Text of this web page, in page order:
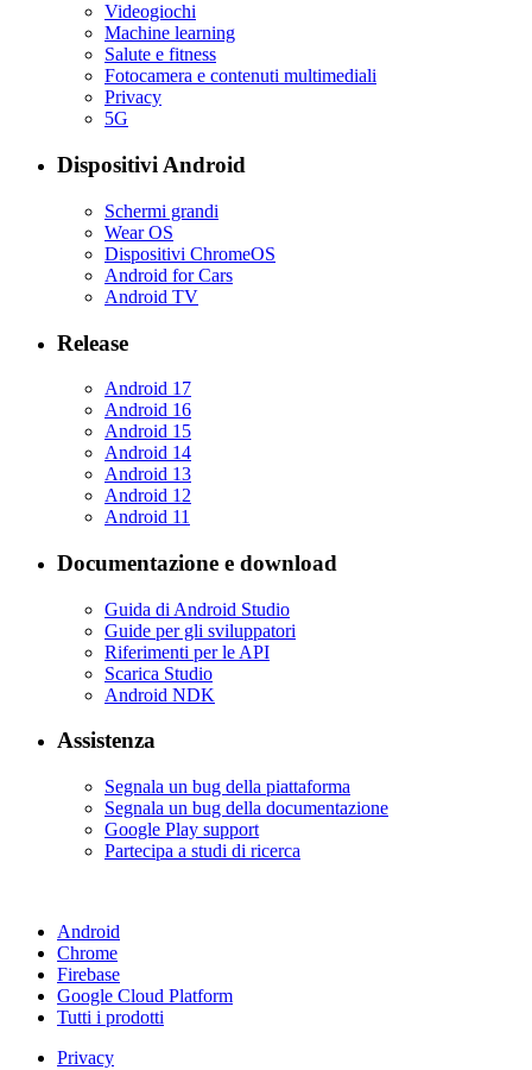
Videogiochi
Machine learning
Salute e fitness
Fotocamera e contenuti multimediali
Privacy
5G
Dispositivi Android
Schermi grandi
Wear OS
Dispositivi ChromeOS
Android for Cars
Android TV
Release
Android 17
Android 16
Android 15
Android 14
Android 13
Android 12
Android 11
Documentazione e download
Guida di Android Studio
Guide per gli sviluppatori
Riferimenti per le API
Scarica Studio
Android NDK
Assistenza
Segnala un bug della piattaforma
Segnala un bug della documentazione
Google Play support
Partecipa a studi di ricerca
Android
Chrome
Firebase
Google Cloud Platform
Tutti i prodotti
Privacy